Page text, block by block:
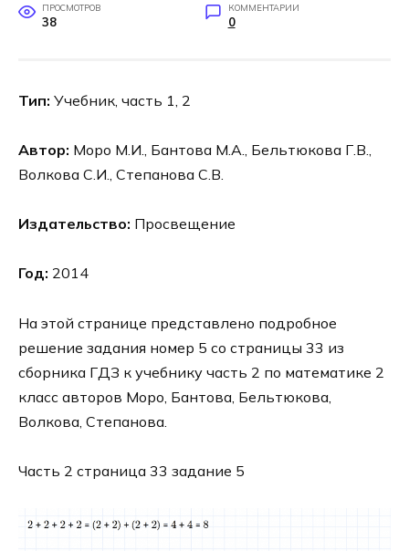
ПРОСМОТРОВ
38
КОММЕНТАРИИ
0
Тип: Учебник, часть 1, 2
Автор: Моро М.И., Бантова М.А., Бельтюкова Г.В.,
Волкова С.И., Степанова С.В.
Издательство: Просвещение
Год: 2014
На этой странице представлено подробное
решение задания номер 5 со страницы 33 из
сборника ГДЗ к учебнику часть 2 по математике 2
класс авторов Моро, Бантова, Бельтюкова,
Волкова, Степанова.
Часть 2 страница 33 задание 5